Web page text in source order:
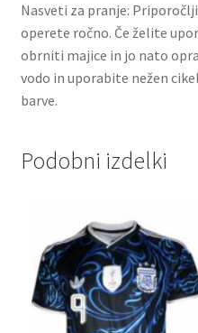
Nasveti za pranje:
operete ročno. Če želite
obrniti majice in jo nato
vodo in uporabite nežen
barve.
Podobni izdelki